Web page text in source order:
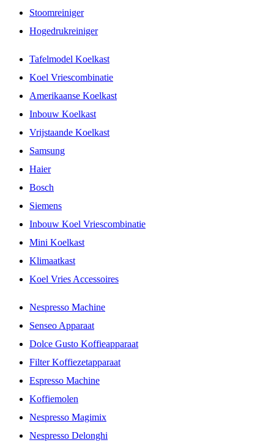
Stoomreiniger
Hogedrukreiniger
Tafelmodel Koelkast
Koel Vriescombinatie
Amerikaanse Koelkast
Inbouw Koelkast
Vrijstaande Koelkast
Samsung
Haier
Bosch
Siemens
Inbouw Koel Vriescombinatie
Mini Koelkast
Klimaatkast
Koel Vries Accessoires
Nespresso Machine
Senseo Apparaat
Dolce Gusto Koffieapparaat
Filter Koffiezetapparaat
Espresso Machine
Koffiemolen
Nespresso Magimix
Nespresso Delonghi